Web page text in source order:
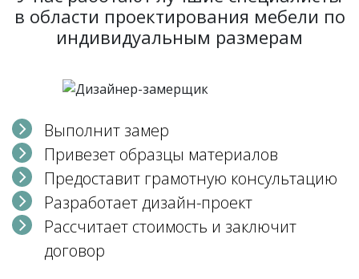
в области проектирования мебели по
индивидуальным размерам
Выполнит замер
Привезет образцы материалов
Предоставит грамотную консультацию
Разработает дизайн-проект
Рассчитает стоимость и заключит
договор